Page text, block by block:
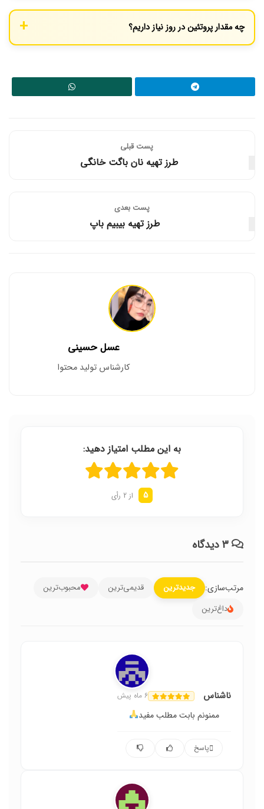
هستند، زیرا نه‌تنها پروتئین کامل دارند، بلکه حاوی مقادیر خوبی از آمینو
اسیدهای شاخه‌دار (BCAAs) مانند لوسین هستند که نقش کلیدی در
سنتز پروتئین عضلانی دارد.
چه مقدار پروتئین در روز نیاز داریم؟
Pubmed
مصرف روزانه ۰.۸ گرم پروتئین به ازای هر کیلوگرم از وزن بدن
را برای یک فرد بالغ کم‌تحرک توصیه می‌کند. این مقدار برای ورزشکاران
پست قبلی
طرز تهیه نان باگت خانگی
پست‌ بعدی
طرز تهیه بیبیم باپ
عسل حسینی
کارشناس تولید محتوا
به این مطلب امتیاز دهید:
5 از 2 رأی
مرتب‌سازی: جدیدترین قدیمی‌ترین
محبوب‌ترین
داغ‌ترین
ناشناس 6 ماه پیش
ممنونم بابت مطلب مفید
پاسخ